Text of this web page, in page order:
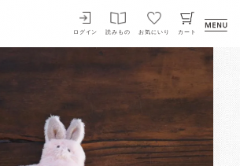
ログイン 読みもの お気にいり カート